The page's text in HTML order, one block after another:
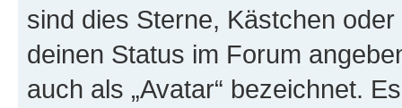
sind dies Sterne, Kästchen
deinen Status im Forum
auch als „Avatar“ bezeichnet.